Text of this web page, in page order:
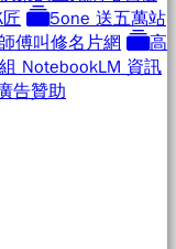
5one 送五萬站
傅叫修名片網
高
NotebookLM 資訊
告贊助